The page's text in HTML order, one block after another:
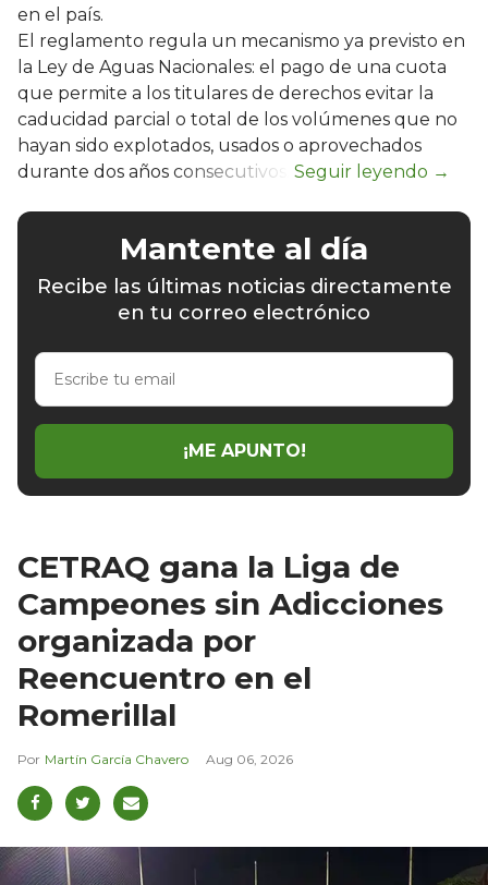
en el país.
El reglamento regula un mecanismo ya previsto en
la Ley de Aguas Nacionales: el pago de una cuota
que permite a los titulares de derechos evitar la
caducidad parcial o total de los volúmenes que no
hayan sido explotados, usados o aprovechados
durante dos años consecutivos.
Mantente al día
Recibe las últimas noticias directamente
en tu correo electrónico
Escribe
email
¡ME APUNTO!
CETRAQ gana la Liga de
Campeones sin Adicciones
organizada por
Reencuentro en el
Romerillal
Martín García Chavero Aug 06, 2026